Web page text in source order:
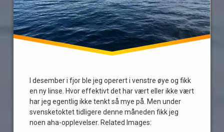
I desember i fjor ble jeg operert i venstre øye og fikk
en ny linse. Hvor effektivt det har vært eller ikke vært
har jeg egentlig ikke tenkt så mye på. Men under
svensketoktet tidligere denne måneden fikk jeg
noen aha-opplevelser. Related Images: